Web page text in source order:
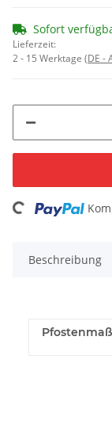
Sofort
Lieferzeit:
2 - 15 Werktage (DE -
Beschreibung